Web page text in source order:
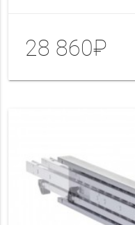
28 860₽